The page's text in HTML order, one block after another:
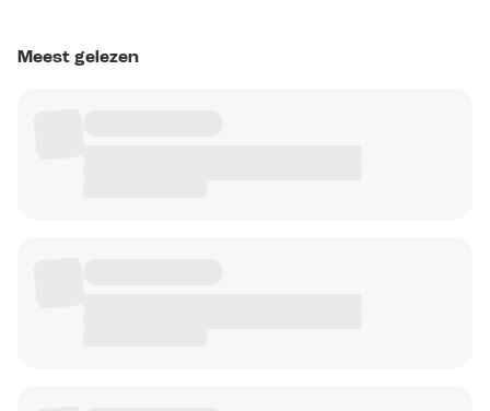
Meest gelezen